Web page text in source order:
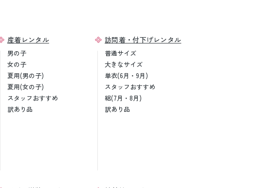
産着レンタル
男の子
女の子
夏用(男の子)
夏用(女の子)
スタッフおすすめ
訳あり品
訪問着・付下げレンタル
普通サイズ
大きなサイズ
単衣(6月・9月)
スタッフおすすめ
絽(7月・8月)
訳あり品